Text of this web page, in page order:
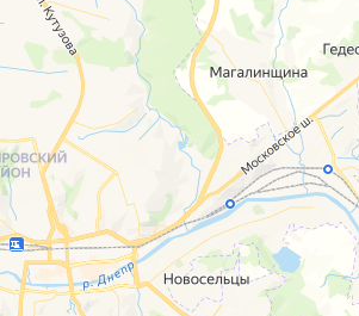
Почта: info@clinica-boli.ru
Номер телефона:
+7 (4812) 25-25-00
Пн-пт 8:00 - 20:00 сб-вс 9:00 - 18:00
Диагностика
МРТ
КТ
Анализы
Лечение
Травматолог и ортопед
Невролог
Флеболог